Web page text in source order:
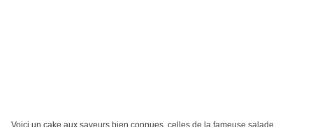
Voici un cake aux saveurs bien connues, celles de la fameuse salade